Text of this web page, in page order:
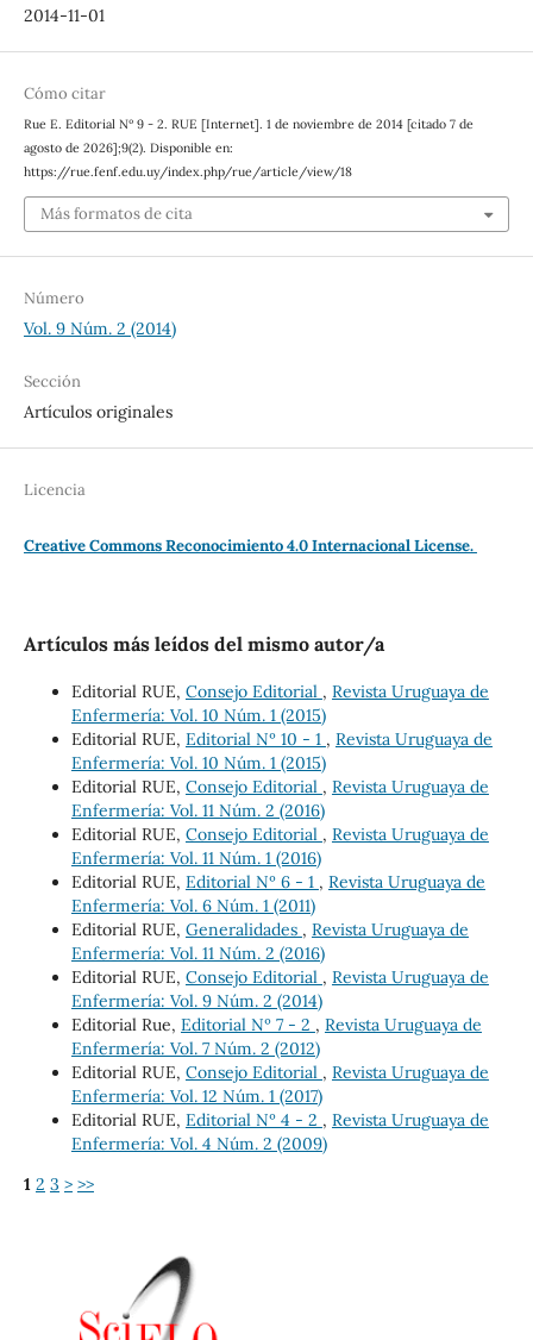
2014-11-01
Cómo citar
Rue E. Editorial Nº 9 - 2. RUE [Internet]. 1 de noviembre de 2014 [citado 7 de
agosto de 2026];9(2). Disponible en:
https://rue.fenf.edu.uy/index.php/rue/article/view/18
Más formatos de cita
Número
Vol. 9 Núm. 2 (2014)
Sección
Artículos originales
Licencia
Creative Commons Reconocimiento 4.0 Internacional License.
Artículos más leídos del mismo autor/a
Editorial RUE, Consejo Editorial , Revista Uruguaya de
Enfermería: Vol. 10 Núm. 1 (2015)
Editorial RUE, Editorial Nº 10 - 1 , Revista Uruguaya de
Enfermería: Vol. 10 Núm. 1 (2015)
Editorial RUE, Consejo Editorial , Revista Uruguaya de
Enfermería: Vol. 11 Núm. 2 (2016)
Editorial RUE, Consejo Editorial , Revista Uruguaya de
Enfermería: Vol. 11 Núm. 1 (2016)
Editorial RUE, Editorial Nº 6 - 1 , Revista Uruguaya de
Enfermería: Vol. 6 Núm. 1 (2011)
Editorial RUE, Generalidades , Revista Uruguaya de
Enfermería: Vol. 11 Núm. 2 (2016)
Editorial RUE, Consejo Editorial , Revista Uruguaya de
Enfermería: Vol. 9 Núm. 2 (2014)
Editorial Rue, Editorial Nº 7 - 2 , Revista Uruguaya de
Enfermería: Vol. 7 Núm. 2 (2012)
Editorial RUE, Consejo Editorial , Revista Uruguaya de
Enfermería: Vol. 12 Núm. 1 (2017)
Editorial RUE, Editorial Nº 4 - 2 , Revista Uruguaya de
Enfermería: Vol. 4 Núm. 2 (2009)
1 2 3 > >>